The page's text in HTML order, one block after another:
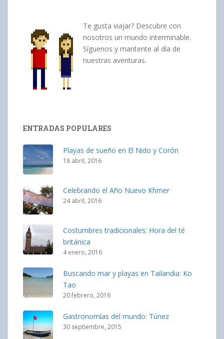
Te gusta viajar? Descubre con
nosotros un mundo interminable.
Síguenos y mantente al día de
nuestras aventuras.
ENTRADAS POPULARES
Playas de sueño en El Nido y Corón
18 abril, 2016
Celebrando el Año Nuevo Khmer
24 abril, 2016
Costumbres tradicionales: Hora del té
británica
4 enero, 2016
Buscando mar y playas en Tailandia: Ko
Tao
20 febrero, 2016
Gastronomías del mundo: Túnez
30 septiembre, 2015